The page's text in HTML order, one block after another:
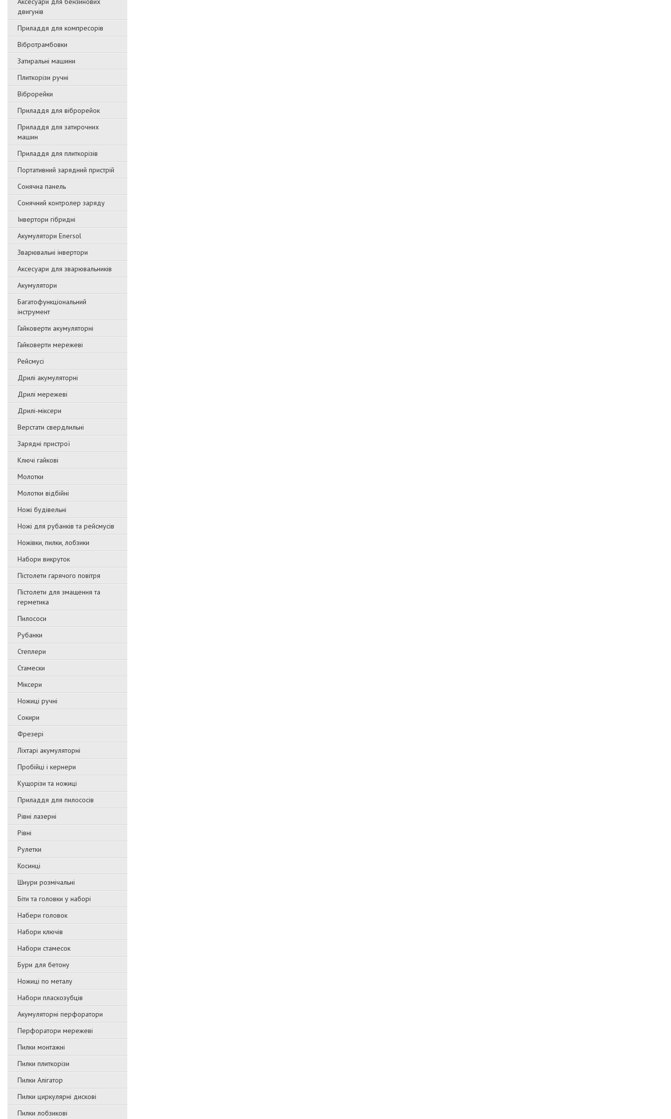
двигунів
Приладдя для компресорів
Вібротрамбовки
Затиральні машини
Плиткорізи ручні
Віброрейки
Приладдя для віброрейок
Приладдя для затирочниx
машин
Приладдя для плиткорізів
Портативний зарядний пристрій
Сонячна панель
Сонячний контролер заряду
Інвертори гібридні
Акумулятори Enersol
Зварювальні інвертори
Аксесуари для зварювальників
Акумулятори
Багатофункціональний
інструмент
Гайковерти акумуляторні
Гайковерти мережеві
Рейсмусі
Дрилі акумуляторні
Дрилі мережеві
Дрилі-міксери
Верстати свердлильні
Зарядні пристрої
Ключі гайкові
Молотки
Молотки відбійні
Ножі будівельні
Ножі для рубанків та рейсмусів
Ножівки, пилки, лобзики
Набори викруток
Пістолети гарячого повітря
Пістолети для змащення та
герметика
Пилососи
Рубанки
Степлери
Стамески
Міксери
Ножиці ручні
Сокири
Фрезері
Ліхтарі акумуляторні
Пробійці і кернери
Кущорізи та ножиці
Приладдя для пилососів
Рівні лазерні
Рівні
Рулетки
Косинці
Шнури розмічальні
Біти та головки у наборі
Набери головок
Набори ключів
Набори стамесок
Бури для бетону
Ножиці по металу
Набори пласкозубців
Акумуляторні перфоратори
Перфоратори мережеві
Пилки монтажні
Пилки плиткорізи
Пилки Алігатор
Пилки циркулярні дискові
Пилки лобзикові